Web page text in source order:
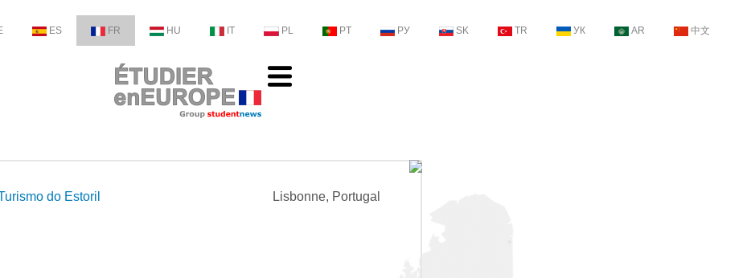
ES FR HU IT PL PT РУ SK TR УК AR 中文
Lisbonne, Portugal
do Estoril